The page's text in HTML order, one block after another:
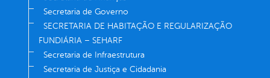
Secretaria de Governo
SECRETARIA DE HABITAÇÃO E REGULARIZAÇÃO
FUNDIÁRIA – SEHARF
Secretaria de Infraestrutura
Secretaria de Justiça e Cidadania